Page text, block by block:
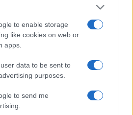
to enable storage
like cookies on web or
apps.
data to be sent to
purposes.
to send me
FILMA: Maša i Medo
(VIDEO)